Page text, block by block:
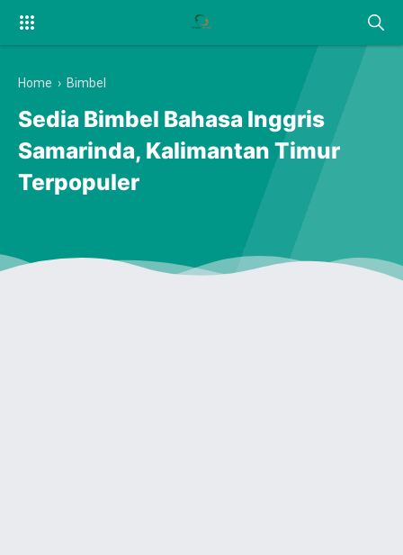
Home › Bimbel
Sedia Bimbel Bahasa Inggris
Samarinda, Kalimantan Timur
Terpopuler